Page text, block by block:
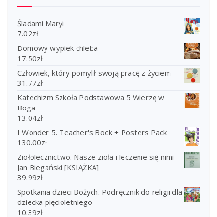
Śladami Maryi
7.02zł
Domowy wypiek chleba
17.50zł
Człowiek, który pomylił swoją pracę z życiem
31.77zł
Katechizm Szkoła Podstawowa 5 Wierzę w
Boga
13.04zł
I Wonder 5. Teacher's Book + Posters Pack
130.00zł
Ziołolecznictwo. Nasze zioła i leczenie się nimi -
Jan Biegański [KSIĄŻKA]
39.99zł
Spotkania dzieci Bożych. Podręcznik do religii dla
dziecka pięcioletniego
10.39zł